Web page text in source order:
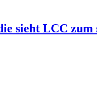
sieht LCC